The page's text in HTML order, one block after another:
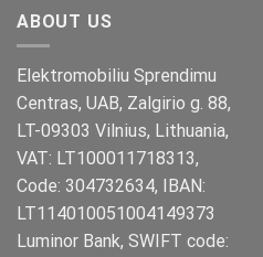
ABOUT US
Elektromobiliu Sprendimu
Centras, UAB, Zalgirio g. 88,
LT-09303 Vilnius, Lithuania,
VAT: LT100011718313,
Code: 304732634, IBAN:
LT114010051004149373
Luminor Bank, SWIFT code: